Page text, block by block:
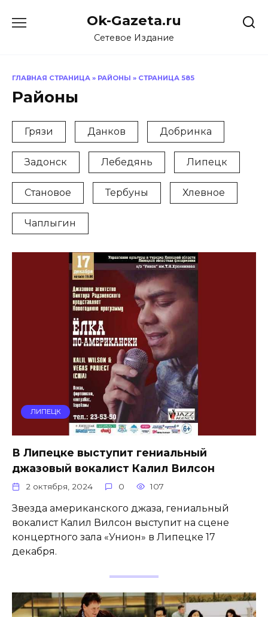
Ok-Gazeta.ru
Сетевое Издание
ГЛАВНАЯ СТРАНИЦА » РАЙОНЫ » СТРАНИЦА 585
Районы
Грязи Данков Добринка
Задонск Лебедянь Липецк
Становое Тербуны Хлевное
Чаплыгин
ЛИПЕЦК
В Липецке выступит гениальный
джазовый вокалист Калил Вилсон
2 октября, 2024 0 107
Звезда американского джаза, гениальный
вокалист Калил Вилсон выступит на сцене
концертного зала «Унион» в Липецке 17
декабря.